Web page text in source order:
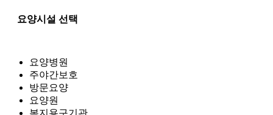
요양시설 선택
요양병원
주야간보호
방문요양
요양원
복지용구기관